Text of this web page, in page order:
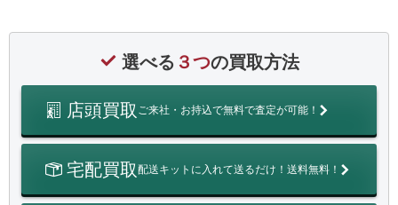
選べる ３つの買取方法
店頭買取 ご来社・お持込で無料で査定が可能！
宅配買取配送キットに入れて送るだけ！送料無料！